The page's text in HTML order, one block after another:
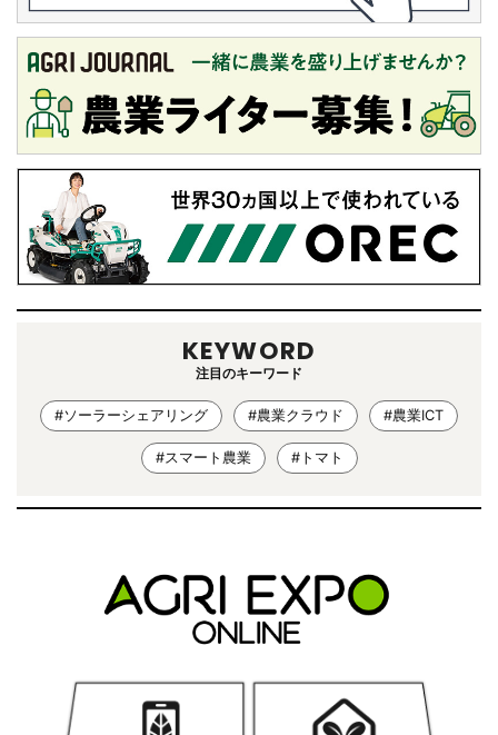
KEYWORD
注目のキーワード
#ソーラーシェアリング #農業クラウド #農業ICT
#スマート農業 #トマト